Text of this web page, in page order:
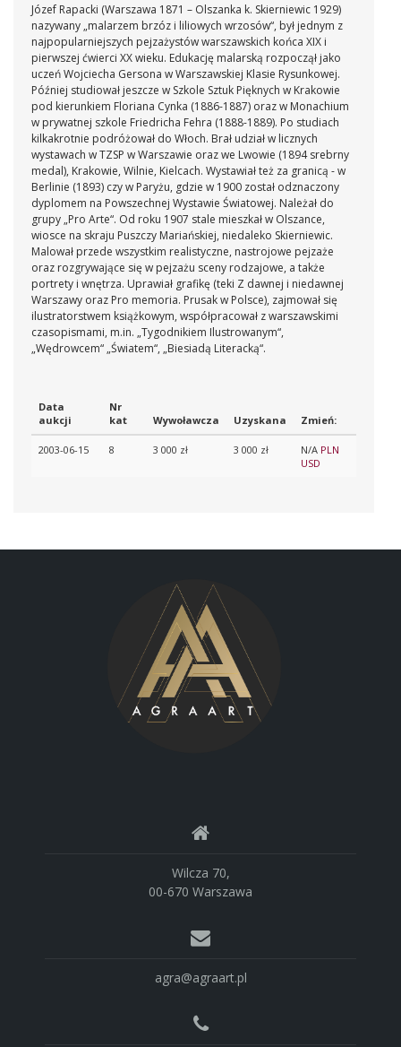
Józef Rapacki (Warszawa 1871 – Olszanka k. Skierniewic 1929)
nazywany „malarzem brzóz i liliowych wrzosów“, był jednym z
najpopularniejszych pejzażystów warszawskich końca XIX i
pierwszej ćwierci XX wieku. Edukację malarską rozpoczął jako
uczeń Wojciecha Gersona w Warszawskiej Klasie Rysunkowej.
Później studiował jeszcze w Szkole Sztuk Pięknych w Krakowie
pod kierunkiem Floriana Cynka (1886-1887) oraz w Monachium
w prywatnej szkole Friedricha Fehra (1888-1889). Po studiach
kilkakrotnie podróżował do Włoch. Brał udział w licznych
wystawach w TZSP w Warszawie oraz we Lwowie (1894 srebrny
medal), Krakowie, Wilnie, Kielcach. Wystawiał też za granicą - w
Berlinie (1893) czy w Paryżu, gdzie w 1900 został odznaczony
dyplomem na Powszechnej Wystawie Światowej. Należał do
grupy „Pro Arte“. Od roku 1907 stale mieszkał w Olszance,
wiosce na skraju Puszczy Mariańskiej, niedaleko Skierniewic.
Malował przede wszystkim realistyczne, nastrojowe pejzaże
oraz rozgrywające się w pejzażu sceny rodzajowe, a także
portrety i wnętrza. Uprawiał grafikę (teki Z dawnej i niedawnej
Warszawy oraz Pro memoria. Prusak w Polsce), zajmował się
ilustratorstwem książkowym, współpracował z warszawskimi
czasopismami, m.in. „Tygodnikiem Ilustrowanym“,
„Wędrowcem“ „Światem“, „Biesiadą Literacką“.
Data
aukcji
Nr
kat
Wywoławcza Uzyskana Zmień:
2003-06-15 8 3 000 zł 3 000 zł N/A PLN
USD
Wilcza 70,
00-670 Warszawa
agra@agraart.pl